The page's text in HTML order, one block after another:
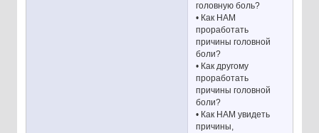
головную боль?
• Как НАМ
проработать
причины головной
боли?
• Как другому
проработать
причины головной
боли?
• Как НАМ увидеть
причины,